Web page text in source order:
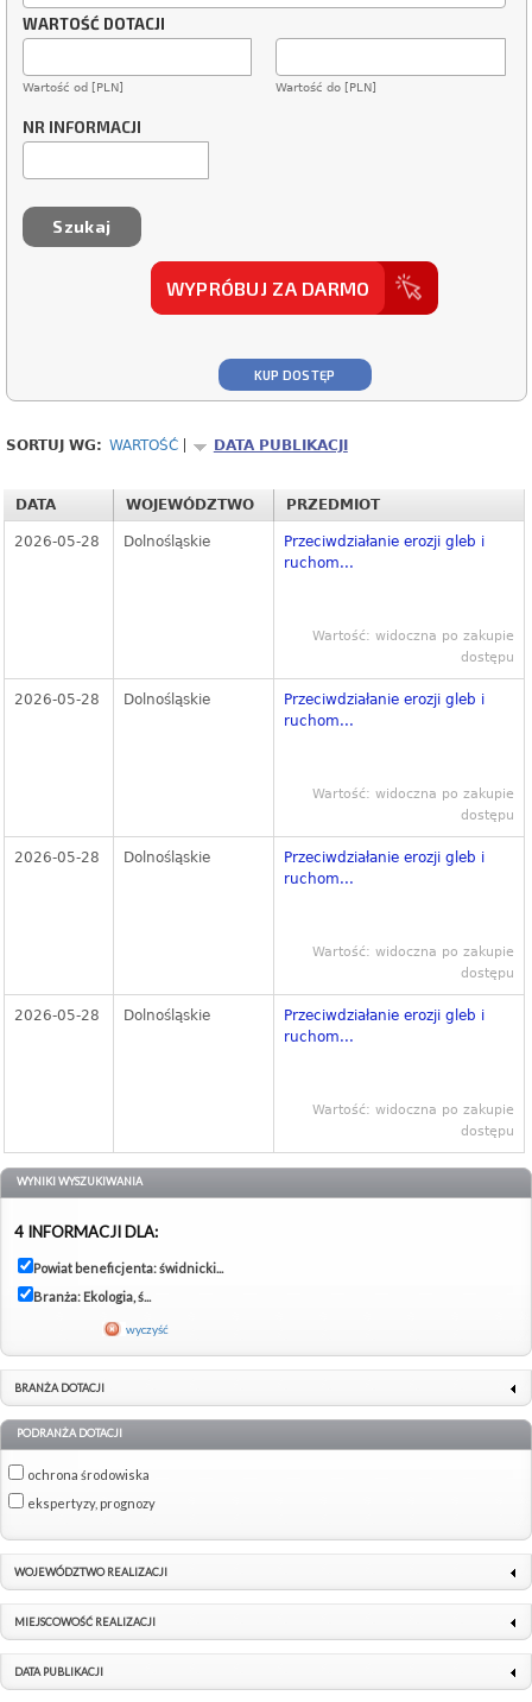
WARTOŚĆ DOTACJI
Wartość od [PLN] Wartość do [PLN]
NR INFORMACJI
WYPRÓBUJ ZA DARMO
KUP DOSTĘP
SORTUJ WG: WARTOŚĆ DATA PUBLIKACJI
DATA WOJEWÓDZTWO PRZEDMIOT
2026-05-28 Dolnośląskie
Przeciwdziałanie erozji gleb i
ruchom...
Wartość: widoczna po zakupie
dostępu
2026-05-28 Dolnośląskie
Przeciwdziałanie erozji gleb i
ruchom...
Wartość: widoczna po zakupie
dostępu
2026-05-28 Dolnośląskie
Przeciwdziałanie erozji gleb i
ruchom...
Wartość: widoczna po zakupie
dostępu
2026-05-28 Dolnośląskie
Przeciwdziałanie erozji gleb i
ruchom...
Wartość: widoczna po zakupie
dostępu
WYNIKI WYSZUKIWANIA
4 INFORMACJI DLA:
Powiat beneficjenta: świdnicki...
Branża: Ekologia, ś...
wyczyść
BRANŻA DOTACJI
PODRANŻA DOTACJI
ochrona środowiska
ekspertyzy, prognozy
WOJEWÓDZTWO REALIZACJI
MIEJSCOWOŚĆ REALIZACJI
DATA PUBLIKACJI